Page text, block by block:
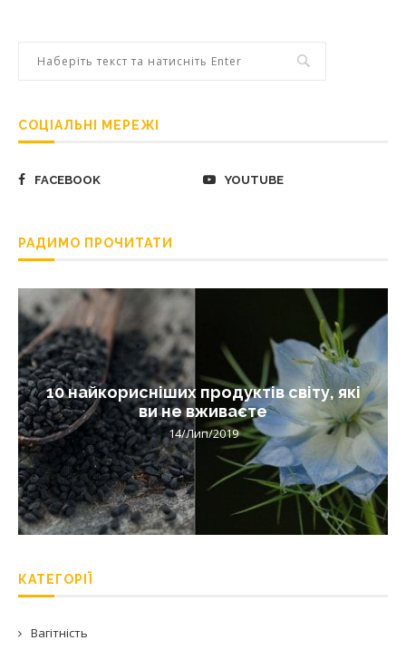
СОЦІАЛЬНІ МЕРЕЖІ
FACEBOOK YOUTUBE
РАДИМО ПРОЧИТАТИ
10 найкорисніших продуктів світу, які
ви не вживаєте
14/Лип/2019
КАТЕГОРІЇ
Вагітність